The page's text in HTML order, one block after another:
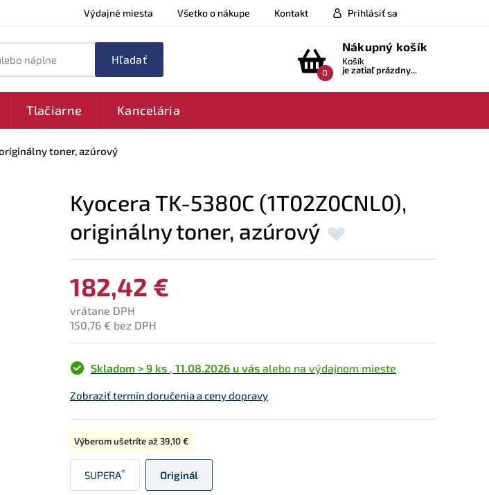
Výdajné miesta Všetko o nákupe Kontakt Prihlásiť sa
náplne
0
Nákupný košík
Košík
je zatiaľ prázdny...
Tlačiarne Kancelária
originálny toner, azúrový
Kyocera TK-5380C (1T02Z0CNL0),
originálny toner, azúrový
182,42 €
vrátane DPH
150,76 € bez DPH
Skladom > 9 ks 11.08.2026 u vás alebo na výdajnom mieste
Zobraziť termín doručenia a ceny dopravy
Typ:
SUPERA®
Výberom ušetríte až39,10 €
Originál